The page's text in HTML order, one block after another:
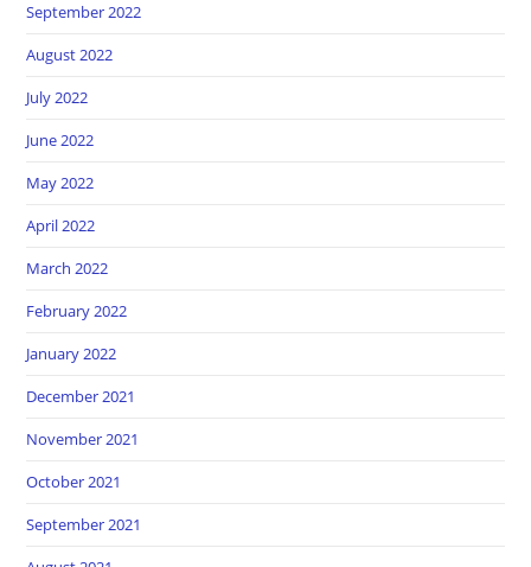
September 2022
August 2022
July 2022
June 2022
May 2022
April 2022
March 2022
February 2022
January 2022
December 2021
November 2021
October 2021
September 2021